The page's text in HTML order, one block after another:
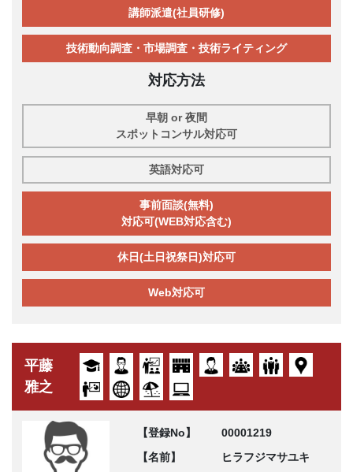
講師派遣(社員研修)
技術動向調査・市場調査・技術ライティング
対応方法
早朝 or 夜間
スポットコンサル対応可
英語対応可
事前面談(無料)
対応可(WEB対応含む)
休日(土日祝祭日)対応可
Web対応可
平藤
雅之
【登録No】
00001219
【名前】
ヒラフジマサユキ